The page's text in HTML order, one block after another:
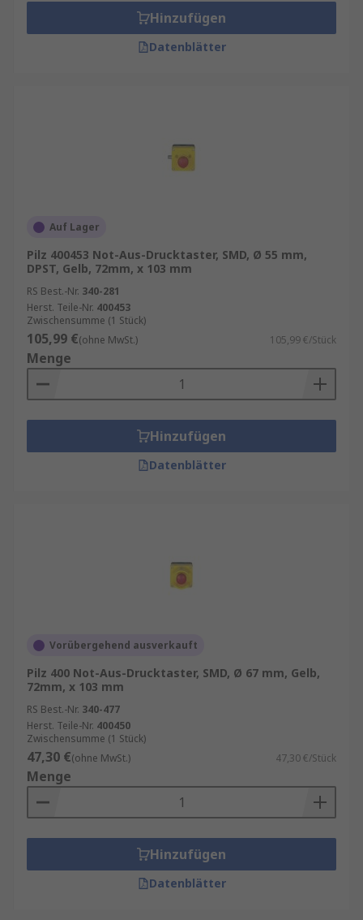
Hinzufügen
Datenblätter
Auf Lager
Pilz 400453 Not-Aus-Drucktaster, SMD, Ø 55 mm,
DPST, Gelb, 72mm, x 103 mm
RS Best.-Nr. 340-281
Herst. Teile-Nr. 400453
Zwischensumme (1 Stück)
105,99 €(ohne MwSt.) 105,99 €/Stück
Menge
Hinzufügen
Datenblätter
Vorübergehend ausverkauft
Pilz 400 Not-Aus-Drucktaster, SMD, Ø 67 mm, Gelb,
72mm, x 103 mm
RS Best.-Nr. 340-477
Herst. Teile-Nr. 400450
Zwischensumme (1 Stück)
47,30 €(ohne MwSt.) 47,30 €/Stück
Menge
Hinzufügen
Datenblätter